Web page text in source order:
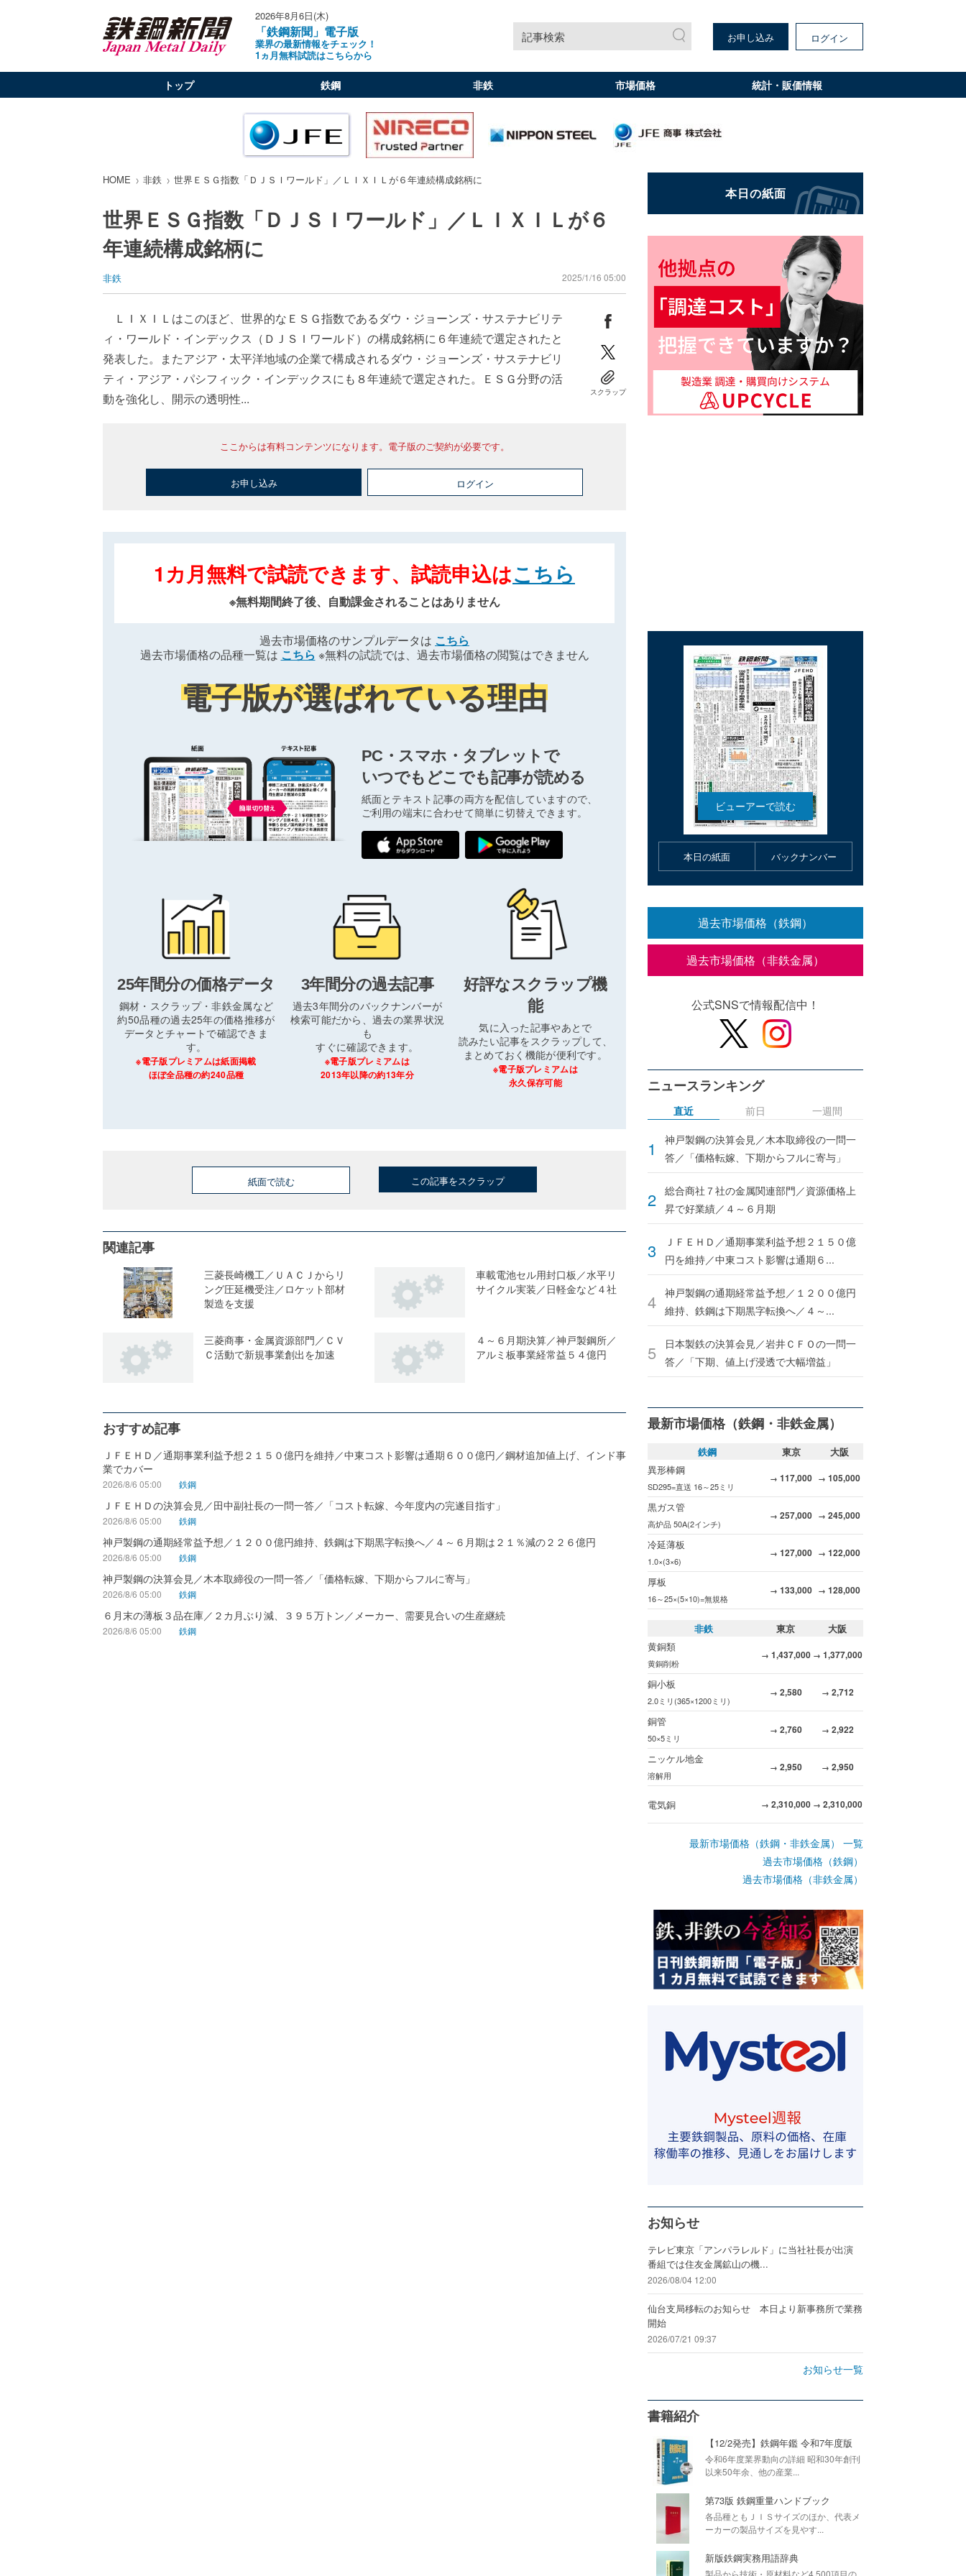
2026年8月6日(木)
「鉄鋼新聞」電子版
業界の最新情報をチェック！
1ヵ月無料試読はこちらから
記事検索 お申し込み ログイン
トップ 鉄鋼 非鉄 市場価格 統計・販価情報
HOME 非鉄 世界ＥＳＧ指数「ＤＪＳＩワールド」／ＬＩＸＩＬが６年連続構成銘柄に
世界ＥＳＧ指数「ＤＪＳＩワールド」／ＬＩＸＩＬが６
年連続構成銘柄に
非鉄 2025/1/16 05:00
ＬＩＸＩＬはこのほど、世界的なＥＳＧ指数であるダウ・ジョーンズ・サステナビリテ
ィ・ワールド・インデックス（ＤＪＳＩワールド）の構成銘柄に６年連続で選定されたと
発表した。またアジア・太平洋地域の企業で構成されるダウ・ジョーンズ・サステナビリ
ティ・アジア・パシフィック・インデックスにも８年連続で選定された。ＥＳＧ分野の活
動を強化し、開示の透明性...
スクラップ
ここからは有料コンテンツになります。電子版のご契約が必要です。
お申し込み ログイン
1カ月無料で試読できます、試読申込はこちら
※無料期間終了後、自動課金されることはありません
過去市場価格のサンプルデータは こちら
過去市場価格の品種一覧は こちら ※無料の試読では、過去市場価格の閲覧はできません
電子版が選ばれている理由
PC・スマホ・タブレットで
いつでもどこでも記事が読める
紙面とテキスト記事の両方を配信していますので、
ご利用の端末に合わせて簡単に切替えできます。
25年間分の価格データ
鋼材・スクラップ・非鉄金属など
約50品種の過去25年の価格推移が
データとチャートで確認できま
す。
※電子版プレミアムは紙面掲載
ほぼ全品種の約240品種
3年間分の過去記事
過去3年間分のバックナンバーが
検索可能だから、過去の業界状況
も
すぐに確認できます。
※電子版プレミアムは
2013年以降の約13年分
好評なスクラップ機
能
気に入った記事やあとで
読みたい記事をスクラップして、
まとめておく機能が便利です。
※電子版プレミアムは
永久保存可能
紙面で読む この記事をスクラップ
関連記事
三菱長崎機工／ＵＡＣＪからリ
ング圧延機受注／ロケット部材
製造を支援
車載電池セル用封口板／水平リ
サイクル実装／日軽金など４社
三菱商事・金属資源部門／ＣＶ
Ｃ活動で新規事業創出を加速
４～６月期決算／神戸製鋼所／
アルミ板事業経常益５４億円
おすすめ記事
ＪＦＥＨＤ／通期事業利益予想２１５０億円を維持／中東コスト影響は通期６００億円／鋼材追加値上げ、インド事
業でカバー
2026/8/6 05:00 鉄鋼
ＪＦＥＨＤの決算会見／田中副社長の一問一答／「コスト転嫁、今年度内の完遂目指す」
2026/8/6 05:00 鉄鋼
神戸製鋼の通期経常益予想／１２００億円維持、鉄鋼は下期黒字転換へ／４～６月期は２１％減の２２６億円
2026/8/6 05:00 鉄鋼
神戸製鋼の決算会見／木本取締役の一問一答／「価格転嫁、下期からフルに寄与」
2026/8/6 05:00 鉄鋼
６月末の薄板３品在庫／２カ月ぶり減、３９５万トン／メーカー、需要見合いの生産継続
2026/8/6 05:00 鉄鋼
本日の紙面 バックナンバー
過去市場価格（鉄鋼）
過去市場価格（非鉄金属）
公式SNSで情報配信中！
ニュースランキング
直近
神戸製鋼の決算会見／木本取締役の一問一
答／「価格転嫁、下期からフルに寄与」
総合商社７社の金属関連部門／資源価格上
昇で好業績／４～６月期
ＪＦＥＨＤ／通期事業利益予想２１５０億
円を維持／中東コスト影響は通期６...
神戸製鋼の通期経常益予想／１２００億円
維持、鉄鋼は下期黒字転換へ／４～...
日本製鉄の決算会見／岩井ＣＦＯの一問一
答／「下期、値上げ浸透で大幅増益」
前日 一週間
最新市場価格（鉄鋼・非鉄金属）
鉄鋼 東京
大阪
異形棒鋼
SD295=直送 16～25ミリ
→ 117,000 → 105,000
黒ガス管
高炉品 50A(2インチ)
→ 257,000 → 245,000
冷延薄板
1.0×(3×6)
→ 127,000 → 122,000
厚板
16～25×(5×10)=無規格
→ 133,000 → 128,000
非鉄 東京
大阪
黄銅類
黄銅削粉
→ 1,437,000 → 1,377,000
銅小板
2.0ミリ(365×1200ミリ)
→ 2,580 → 2,712
銅管
50×5ミリ
→ 2,760 → 2,922
ニッケル地金
溶解用
→ 2,950 → 2,950
電気銅 → 2,310,000 → 2,310,000
最新市場価格（鉄鋼・非鉄金属） 一覧
過去市場価格（鉄鋼）
過去市場価格（非鉄金属）
お知らせ
テレビ東京「アンパラレルド」に当社社長が出演
番組では住友金属鉱山の機...
2026/08/04 12:00
仙台支局移転のお知らせ 本日より新事務所で業務
開始
2026/07/21 09:37
お知らせ一覧
書籍紹介
【12/2発売】鉄鋼年鑑 令和7年度版
令和6年度業界動向の詳細 昭和30年創刊
以来50年余、他の産業...
第73版 鉄鋼重量ハンドブック
各品種ともＪＩＳサイズのほか、代表メ
ーカーの製品サイズを見やす...
新版鉄鋼実務用語辞典
製品から技術・原材料など4,500項目の